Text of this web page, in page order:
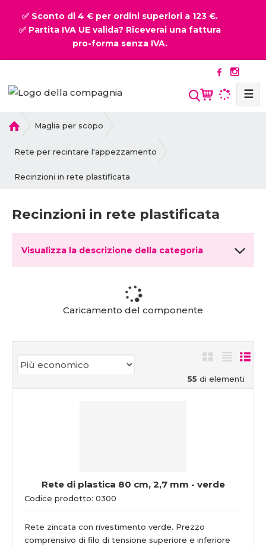
✅ Sconto di 4 € per ordini superiori a 123 €.
✅ Partita IVA UE valida? Riceverai una fattura
pro-forma senza IVA.
☰
i
a
g
a
Maglia per scopo
Rete per recintare l'appezzamento
Recinzioni in rete plastificata
Recinzioni in rete plastificata
Visualizza la descrizione della categoria
Caricamento del componente
55 di elementi
Rete di plastica 80 cm, 2,7 mm - verde
Codice prodotto: 0300
Rete zincata con rivestimento verde. Prezzo
comprensivo di filo di tensione superiore e inferiore